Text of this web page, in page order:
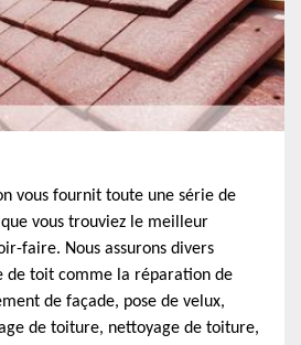
vous fournit toute une série de
vous trouviez le meilleur
faire. Nous assurons divers
de toit comme la réparation de
de façade, pose de velux,
de toiture, nettoyage de toiture,